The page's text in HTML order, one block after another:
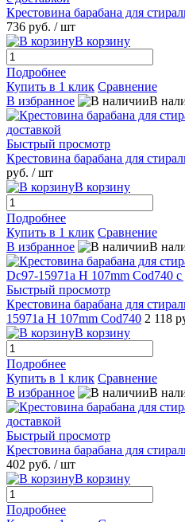
Крестовина барабана для
736 руб. / шт
В корзину
Подробнее
Купить в 1 клик Сравнение
В избранное
В
Быстрый просмотр
Крестовина барабана для
руб. / шт
В корзину
Подробнее
Купить в 1 клик Сравнение
В избранное
В
Быстрый просмотр
Крестовина барабана для
15971a H 107mm Cod740 2 118
В корзину
Подробнее
Купить в 1 клик Сравнение
В избранное
В
Быстрый просмотр
Крестовина барабана для
402 руб. / шт
В корзину
Подробнее